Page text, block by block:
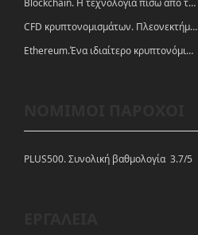
CFD κρυπτονομισμάτων. Πλεονεκτήματα και ευκαιρίες
Ethereum.Ένα ιδιαίτερο κρυπτονόμισμα-πλατφόρμα
PLUS500. Συνολική βαθμολογία 3.7/5